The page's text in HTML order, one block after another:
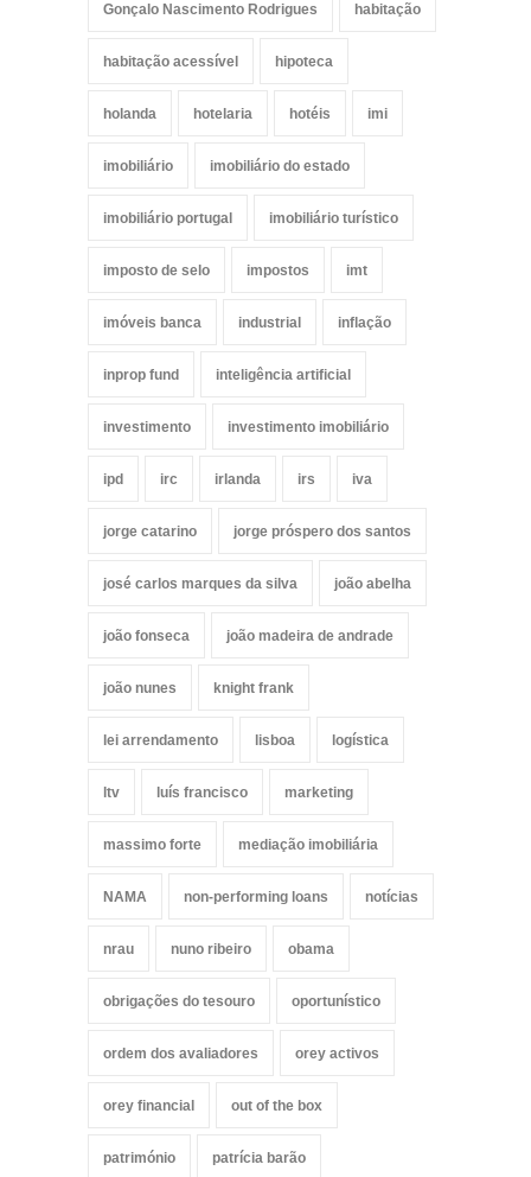
Gonçalo Nascimento Rodrigues habitação
habitação acessível hipoteca
holanda hotelaria hotéis imi
imobiliário imobiliário do estado
imobiliário portugal imobiliário turístico
imposto de selo impostos imt
imóveis banca industrial inflação
inprop fund inteligência artificial
investimento investimento imobiliário
ipd irc irlanda irs iva
jorge catarino jorge próspero dos santos
josé carlos marques da silva joão abelha
joão fonseca joão madeira de andrade
joão nunes knight frank
lei arrendamento lisboa logística
ltv luís francisco marketing
massimo forte mediação imobiliária
NAMA non-performing loans notícias
nrau nuno ribeiro obama
obrigações do tesouro oportunístico
ordem dos avaliadores orey activos
orey financial out of the box
património patrícia barão